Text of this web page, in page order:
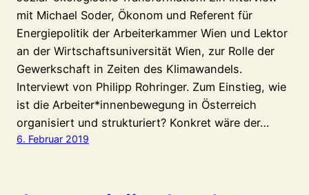
mit Michael Soder, Ökonom und Referent für
Energiepolitik der Arbeiterkammer Wien und Lektor
an der Wirtschaftsuniversität Wien, zur Rolle der
Gewerkschaft in Zeiten des Klimawandels.
Interviewt von Philipp Rohringer. Zum Einstieg, wie
ist die Arbeiter*innenbewegung in Österreich
organisiert und strukturiert? Konkret wäre der…
6. Februar 2019